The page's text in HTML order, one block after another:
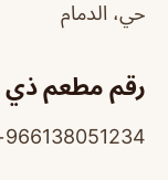
حي، الدمام
رقم مطعم ذي
966138051234+